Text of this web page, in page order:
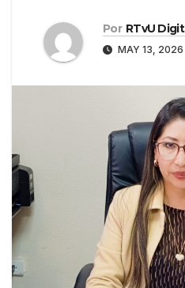
Por RTvU
MAY 13, 2026